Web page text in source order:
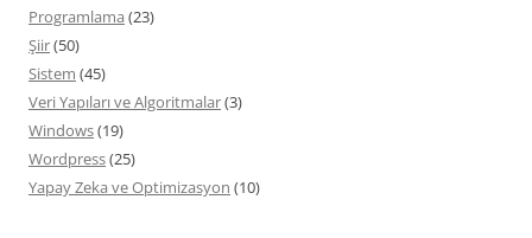
Programlama (23)
Şiir(50)
Sistem (45)
Veri Yapıları ve Algoritmalar(3)
Windows(19)
Wordpress(25)
Yapay Zeka ve Optimizasyon (10)